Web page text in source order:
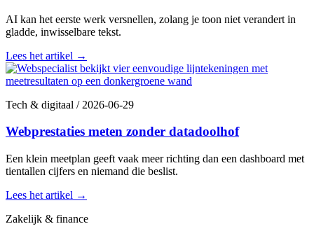
AI kan het eerste werk versnellen, zolang je toon niet verandert in
gladde, inwisselbare tekst.
Lees het artikel →
Tech & digitaal /2026-06-29
Webprestaties meten zonder datadoolhof
Een klein meetplan geeft vaak meer richting dan een dashboard met
tientallen cijfers en niemand die beslist.
Lees het artikel →
Zakelijk & finance